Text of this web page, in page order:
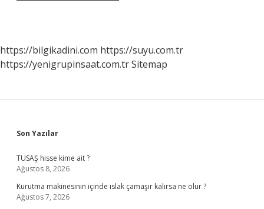
https://bilgikadini.com https://suyu.com.tr
https://yenigrupinsaat.com.trSitemap
Sidebar
Son Yazılar
TUSAŞ hisse kime ait ?
Ağustos 8, 2026
Kurutma makinesinin içinde ıslak çamaşır kalırsa ne olur ?
Ağustos 7, 2026